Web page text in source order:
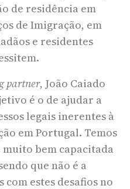
de residência em
de Imigração, em
e residentes
partner, João Caiado
é o de ajudar a
legais inerentes à
em Portugal. Temos
bem capacitada
que não é a
estes desafios no